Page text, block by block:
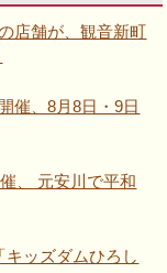
店舗が、観音新町
催、8月8日・9日
、 元安川で平和
キッズダムひろし